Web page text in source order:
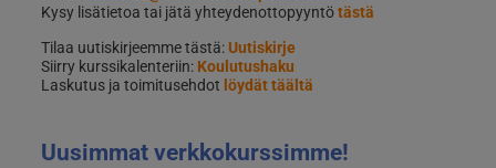
Kysy lisätietoa tai jätä yhteydenottopyyntötästä
Tilaa uutiskirjeemme tästä:Uutiskirje
Siirry kurssikalenteriin: Koulutushaku
Laskutus ja toimitusehdot löydät täältä
Uusimmat verkkokurssimme!